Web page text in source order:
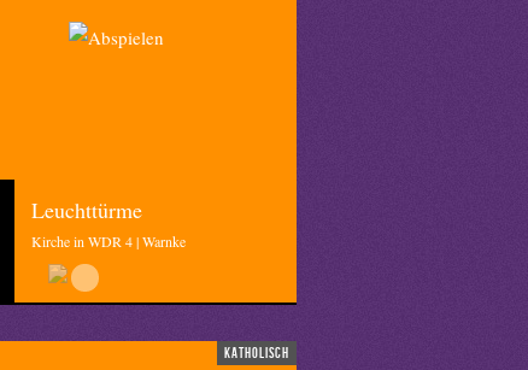
Leuchttürme
Kirche in WDR 4 | Warnke
katholisch